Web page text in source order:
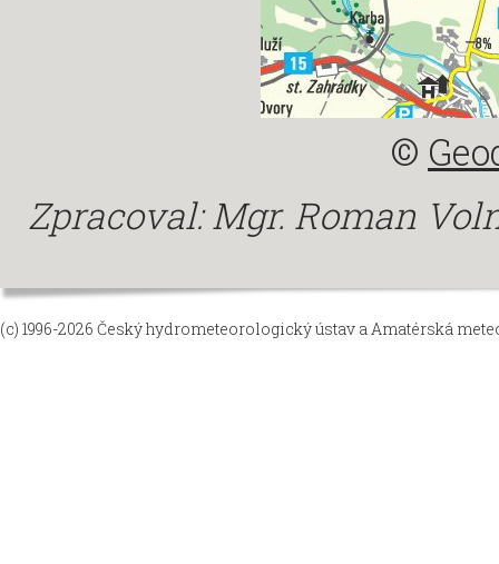
©
Zpracoval: Mgr. Roman
(c) 1996-2026 Český hydrometeorologický ústav a Amatérská